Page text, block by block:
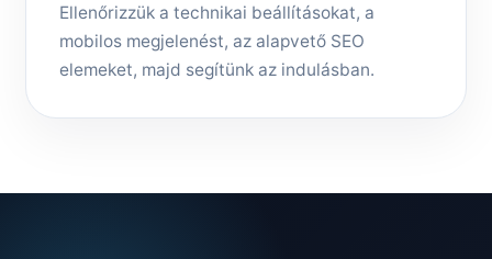
Ellenőrizzük a technikai beállításokat, a
mobilos megjelenést, az alapvető SEO
elemeket, majd segítünk az indulásban.